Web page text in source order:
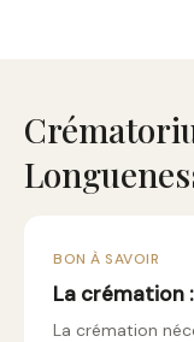
BON À SAVOIR
La crémation
La crémation